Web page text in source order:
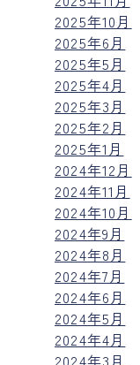
2025年10月
2025年6月
2025年5月
2025年4月
2025年3月
2025年2月
2025年1月
2024年12月
2024年11月
2024年10月
2024年9月
2024年8月
2024年7月
2024年6月
2024年5月
2024年4月
2024年3月